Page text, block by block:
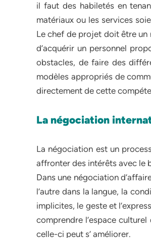
il faut des habiletés en
matériaux ou les services
Le chef de projet doit être un
d’acquérir un personnel
obstacles, de faire des
modèles appropriés de
directement de cette
La négociation
La négociation est un
affronter des intérêts avec le
Dans une négociation
l’autre dans la langue, la
implicites, le geste et
comprendre l’espace
celle-ci peut s’ améliorer.